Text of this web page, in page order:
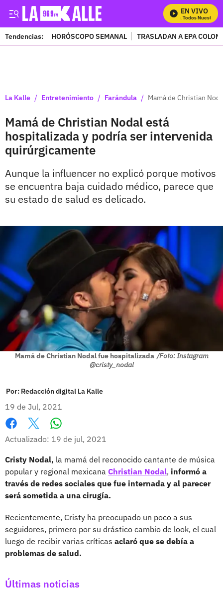
EN VIVO
Mira Todos Nuestros
Tendencias: HORÓSCOPO SEMANAL TRASLADAN A EPA
La Kalle / Entretenimiento / Farándula / Mamá de Christian
Mamá de Christian Nodal está
hospitalizada y podría ser intervenida
quirúrgicamente
Aunque la influencer no explicó porque motivos
se encuentra baja cuidado médico, parece que
su estado de salud es delicado.
Mamá de Christian Nodal fue hospitalizada /Foto: Instagram
@cristy_nodal
Por: Redacción digital La Kalle
19 de Jul, 2021
Facebook
X
Actualizado: 19 de jul, 2021
Cristy Nodal, la mamá del reconocido cantante de música
popular y regional mexicana Christian Nodal, informó a
través de redes sociales que fue internada y al parecer
será sometida a una cirugía.
Recientemente, Cristy ha preocupado un poco a sus
seguidores, primero por su drástico cambio de look, el cual
luego de recibir varias críticas aclaró que se debía a
problemas de salud.
Últimas noticias